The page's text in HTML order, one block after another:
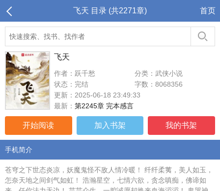
飞天 目录 (共2271章) 首页
飞天
作者：跃千愁
分类：武侠小说
状态：完结
字数：8068356
更新：2025-06-18 23:49:33
最新： 第2245章 完本感言
开始阅读 加入书架 我的书架
手机简介
苍穹之下世态炎凉，妖魔鬼怪不敌人情冷暖！ 纤纤柔荑，美人如玉，
怎奈天地之间剑气如虹！ 浩瀚星空，七情六欲，贪念嗔痴，佛谛如